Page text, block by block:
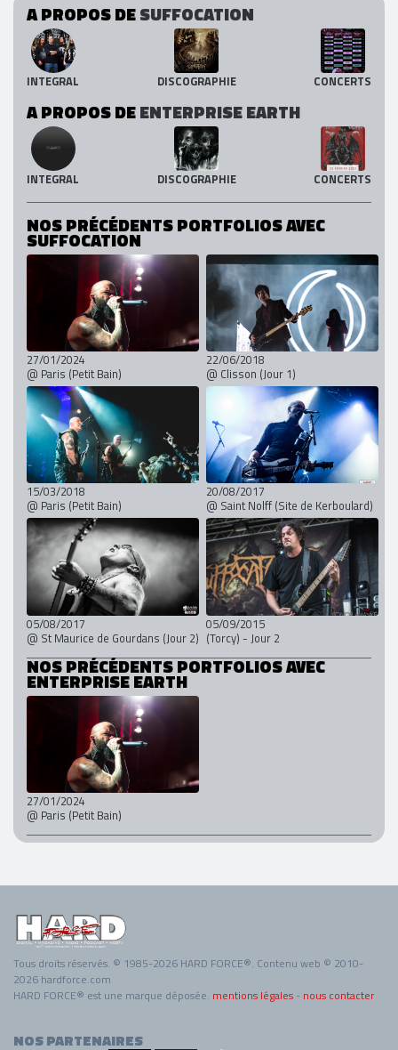
A PROPOS DESUFFOCATION
INTEGRAL DISCOGRAPHIE CONCERTS
A PROPOS DEENTERPRISE EARTH
INTEGRAL DISCOGRAPHIE CONCERTS
NOS PRÉCÉDENTS PORTFOLIOS AVEC
SUFFOCATION
27/01/2024
@ Paris (Petit Bain)
22/06/2018
@ Clisson (Jour 1)
15/03/2018
@ Paris (Petit Bain)
20/08/2017
@ Saint Nolff (Site de Kerboulard)
05/08/2017
@ St Maurice de Gourdans (Jour 2)
05/09/2015
(Torcy) - Jour 2
NOS PRÉCÉDENTS PORTFOLIOS AVEC
ENTERPRISE EARTH
27/01/2024
@ Paris (Petit Bain)
Tous droits réservés. © 1985-2026 HARD FORCE®. Contenu web © 2010-
2026 hardforce.com
HARD FORCE® est une marque déposée. mentions légales - nous contacter
NOS PARTENAIRES